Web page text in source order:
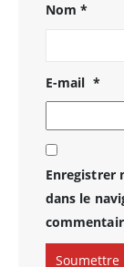
Nom*
E-mail *
Enregistrer
dans le